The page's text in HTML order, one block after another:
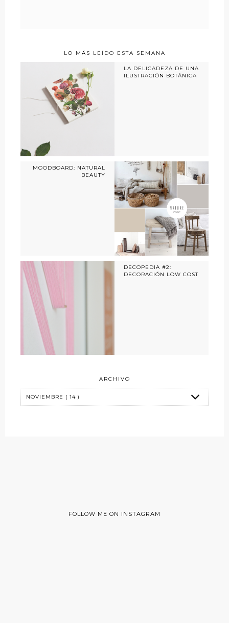
LO MÁS LEÍDO ESTA SEMANA
LA DELICADEZA DE UNA
ILUSTRACIÓN BOTÁNICA
MOODBOARD: NATURAL
BEAUTY
DECOPEDIA #2:
DECORACIÓN LOW COST
ARCHIVO
FOLLOW ME ON INSTAGRAM